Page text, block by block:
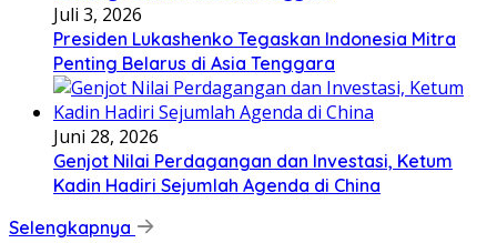
Juli 3, 2026
Presiden Lukashenko Tegaskan Indonesia Mitra
Penting Belarus di Asia Tenggara
Juni 28, 2026
Genjot Nilai Perdagangan dan Investasi, Ketum
Kadin Hadiri Sejumlah Agenda di China
Selengkapnya